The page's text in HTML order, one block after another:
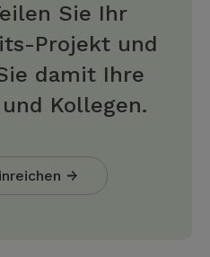
Sie Ihr
Projekt und
damit Ihre
Kollegen.